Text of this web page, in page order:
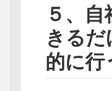
５、
きるだ
的に行